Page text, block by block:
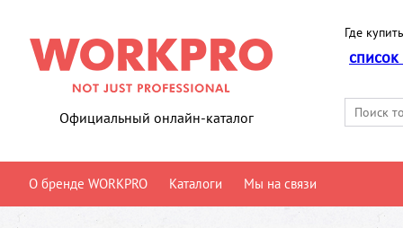
Официальный онлайн-каталог
Где
О бренде WORKPRO Каталоги Мы на связи